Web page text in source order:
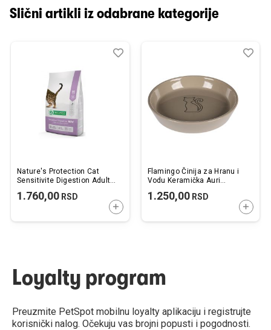
Slični artikli iz odabrane kategorije
Nature's Protection Cat
Sensitivite Digestion Adult
1.760,00 RSD
DODAJTE U KORPU
Dodaj
Uporedi
Flamingo Činija za Hranu i
Vodu Keramička Auri
1.250,00RSD
Loyalty program
Preuzmite PetSpot mobilnu loyalty aplikaciju i registrujte
korisnički nalog. Očekuju vas brojni popusti i pogodnosti.